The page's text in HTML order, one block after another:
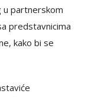
u partnerskom
predstavnicima
kako bi se